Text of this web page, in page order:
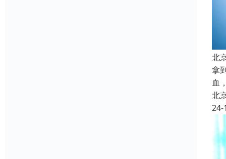
北
拿
血
北
24-